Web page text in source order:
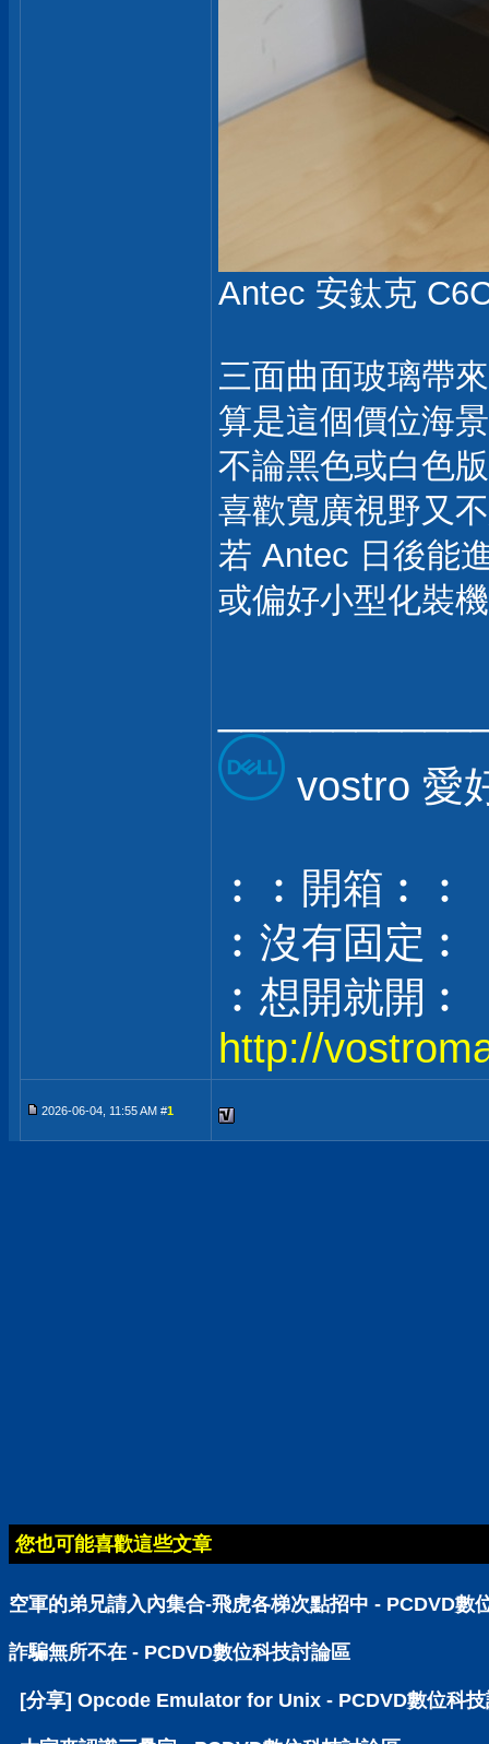
Antec 安鈦克
三面曲面玻璃帶
算是這個價位海
不論黑色或白色
喜歡寬廣視野又
若 Antec 日後能
或偏好小型化裝
vostro 愛
︰︰開箱︰︰
︰沒有固定︰
︰想開就開︰
http://
2026-06-04, 11:55 AM #1
您也可能喜歡這些文章
空軍的弟兄請入內集合-飛虎各梯次點招中 - PCDVD數
詐騙無所不在 - PCDVD數位科技討論區
[分享] Opcode Emulator for Unix - PCDVD數位科技